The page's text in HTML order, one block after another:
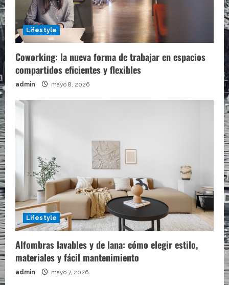
Lifestyle
Coworking: la nueva forma de trabajar en espacios
compartidos eficientes y flexibles
admin mayo 8, 2026
Lifestyle
Alfombras lavables y de lana: cómo elegir estilo,
materiales y fácil mantenimiento
admin mayo 7, 2026